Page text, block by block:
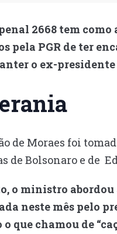
2668 tem
pela PGR de ter
o ex-
de Moraes foi
de Bolsonaro e de
o ministro abordou
neste mês pelo
que chamou de